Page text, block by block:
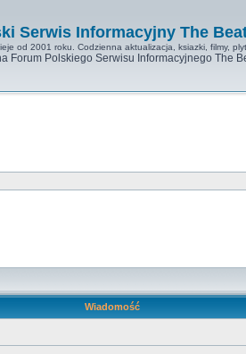
Serwis Informacyjny The
od 2001 roku. Codzienna aktualizacja, ksiazki, filmy,
Forum Polskiego Serwisu Informacyjnego The
Wiadomość